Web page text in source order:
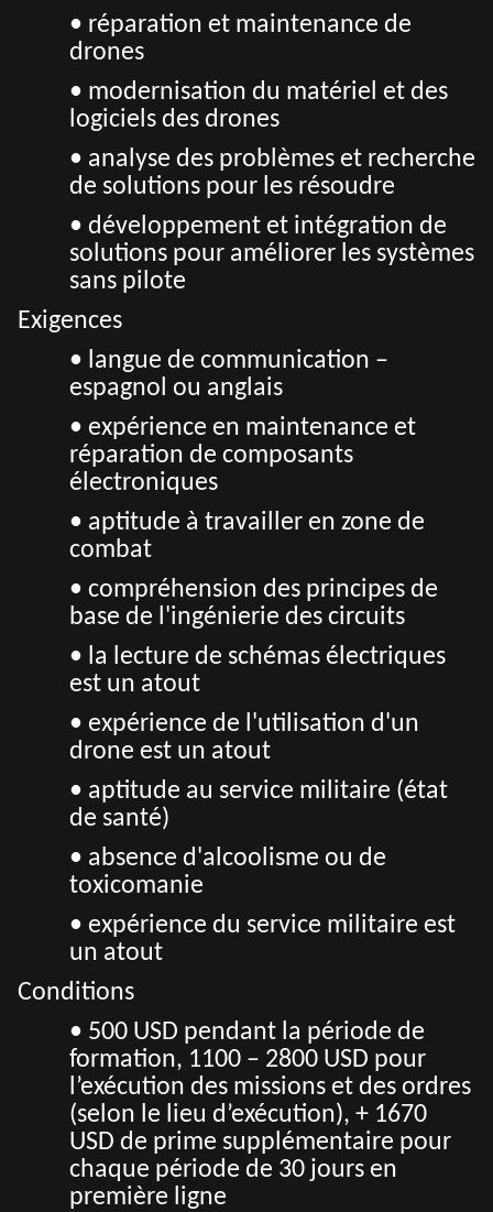
• réparation et maintenance de
drones
• modernisation du matériel et des
logiciels des drones
• analyse des problèmes et recherche
de solutions pour les résoudre
• développement et intégration de
solutions pour améliorer les systèmes
sans pilote
Exigences
• langue de communication –
espagnol ou anglais
• expérience en maintenance et
réparation de composants
électroniques
• aptitude à travailler en zone de
combat
• compréhension des principes de
base de l'ingénierie des circuits
• la lecture de schémas électriques
est un atout
• expérience de l'utilisation d'un
drone est un atout
• aptitude au service militaire (état
de santé)
• absence d'alcoolisme ou de
toxicomanie
• expérience du service militaire est
un atout
Conditions
• 500 USD pendant la période de
formation, 1100 – 2800 USD pour
l’exécution des missions et des ordres
(selon le lieu d’exécution), + 1670
USD de prime supplémentaire pour
chaque période de 30 jours en
première ligne